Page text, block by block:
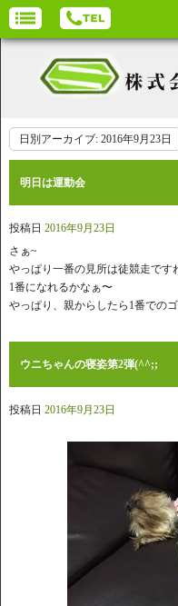
日別アーカイブ: 2016年9月23日
明日は運動会
投稿日 2016年9月23日
さぁ~
やっぱり一番の見所は徒競走です
1番になれるかなぁ〜
やっぱり、親からしたら1番での
ウニちゃんの寝姿第2弾(^^;;
投稿日 2016年9月23日